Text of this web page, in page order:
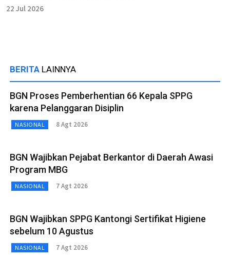
22 Jul 2026
BERITA LAINNYA
BGN Proses Pemberhentian 66 Kepala SPPG
karena Pelanggaran Disiplin
NASIONAL 8 Agt 2026
BGN Wajibkan Pejabat Berkantor di Daerah Awasi
Program MBG
NASIONAL 7 Agt 2026
BGN Wajibkan SPPG Kantongi Sertifikat Higiene
sebelum 10 Agustus
NASIONAL 7 Agt 2026